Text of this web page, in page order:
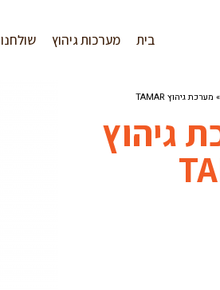
בית
מערכות גיהוץ
» מערכת גיהוץ TAMAR
גיהוץ